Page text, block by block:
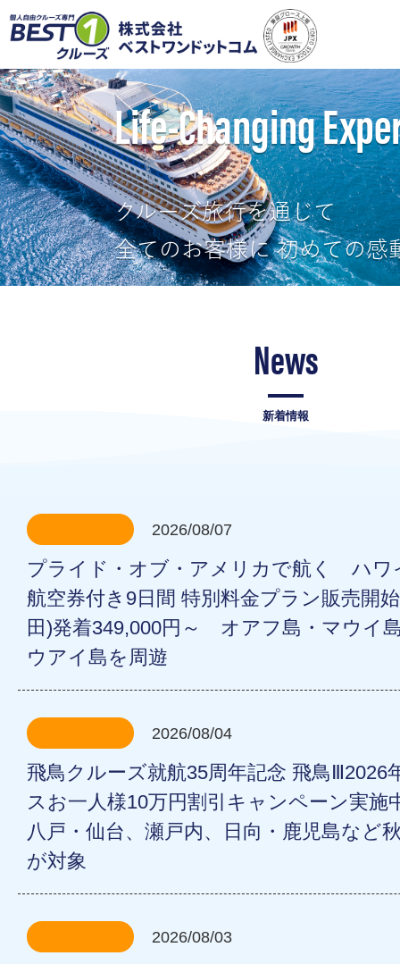
Life-Changing
クルーズ旅行を通じて
全てのお客様に 初めての感
News
新着情報
2026/08/07
プライド・オブ・アメリカで航く ハ
航空券付き9日間 特別料金プラン販売開
田)発着349,000円～ オアフ島・マウイ
ウアイ島を周遊
2026/08/04
飛鳥クルーズ就航35周年記念 飛鳥Ⅲ2026
スお一人様10万円割引キャンペーン実
八戸・仙台、瀬戸内、日向・鹿児島など
が対象
2026/08/03